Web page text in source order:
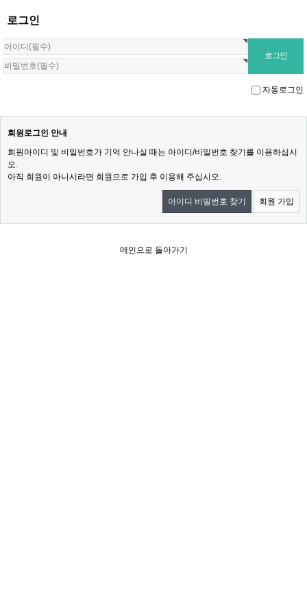
로그인
자동로그인
회원로그인 안내
회원아이디 및 비밀번호가 기억 안나실 때는 아이디/비밀번호 찾기를 이용하십시
오.
아직 회원이 아니시라면 회원으로 가입 후 이용해 주십시오.
아이디 비밀번호 찾기 회원 가입
메인으로 돌아가기